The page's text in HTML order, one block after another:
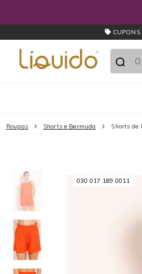
CUPONS
Roupas Shorts e Bermuda Shorts de
030 017 189 0011